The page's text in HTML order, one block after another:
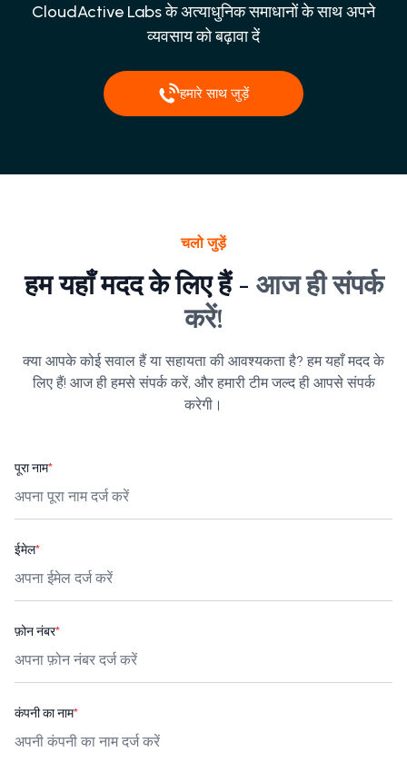
CloudActive Labs के अत्याधुनिक समाधानों के साथ अपने
व्यवसाय को बढ़ावा दें
हमारे साथ जुड़ें
चलो जुड़ें
हम यहाँ मदद के लिए हैं - आज ही संपर्क
करें!
क्या आपके कोई सवाल हैं या सहायता की आवश्यकता है? हम यहाँ मदद के
लिए हैं! आज ही हमसे संपर्क करें, और हमारी टीम जल्द ही आपसे संपर्क
करेगी।
पूरा नाम*
ईमेल*
फ़ोन नंबर*
कंपनी का नाम*